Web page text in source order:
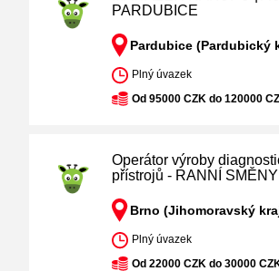
PARDUBICE
Pardubice (Pardubický
Plný úvazek
Od 95000 CZK do 120000
Operátor výroby
přístrojů - RANNÍ SMĚNY
Brno (Jihomoravský
Plný úvazek
Od 22000 CZK do 30000